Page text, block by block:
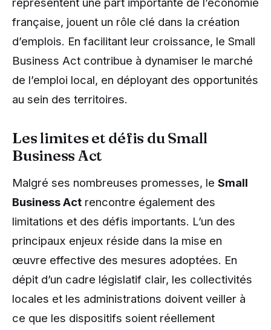
française, jouent un rôle clé dans la création
d’emplois. En facilitant leur croissance, le Small
Business Act contribue à dynamiser le marché
de l’emploi local, en déployant des opportunités
au sein des territoires.
Les limites et défis du Small
Business Act
Malgré ses nombreuses promesses, le Small
Business Act rencontre également des
limitations et des défis importants. L’un des
principaux enjeux réside dans la mise en
œuvre effective des mesures adoptées. En
dépit d’un cadre législatif clair, les collectivités
locales et les administrations doivent veiller à
ce que les dispositifs soient réellement